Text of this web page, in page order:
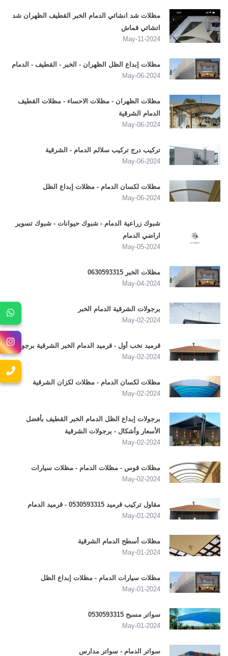
مظلات شد انشائي الدمام الخبر القطيف الظهران شد
اتشائي قماش
2024-May-11
مظلات إبداع الظل الظهران - الخبر - القطيف - الدمام
2024-May-06
مظلات الظهران - مظلات الاحساء - مظلات القطيف
الدمام الشرقية
2024-May-06
تركيب درج تركيب سلالم الدمام - الشرقية
2024-May-06
مظلات لكسان الدمام - مظلات إبداع الظل
2024-May-06
شبوك زراعية الدمام - شبوك حيوانات - شبوك تسوير
اراضي الدمام
2024-May-05
مظلات الخبر 0630593315
2024-May-04
برجولات الشرقية الدمام الخبر
2024-May-02
قرميد نخب أول - قرميد الدمام الخبر الشرقية برجوالات
2024-May-02
مظلات لكسان الدمام - مظلات لكزان الشرقية
2024-May-02
برجولات إبداع الظل الدمام الخبر القطيف بأفضل
الأسعار وأشكال - برجولات الشرقية
2024-May-02
مظلات قوس - مظلات الدمام - مظلات سيارات
2024-May-02
مقاول تركيب قرميد 0530593315 - قرميد الدمام
2024-May-01
مظلات أسطح الدمام الشرقية
2024-May-01
مظلات سيارات الدمام - مظلات إبداع الظل
2024-May-01
سواتر مسبح 0530593315
2024-May-01
سواتر الدمام - سواتر مدارس